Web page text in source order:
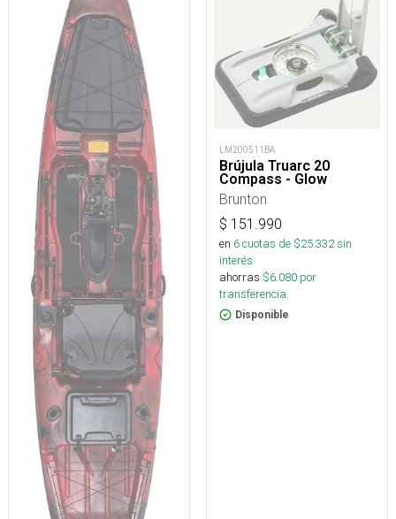
LM200511BA
Brújula Truarc 20
Compass - Glow
Brunton
$ 151.990
en 6cuotas de $25.332sin
interés
ahorras $6.080 por
transferencia.
Disponible